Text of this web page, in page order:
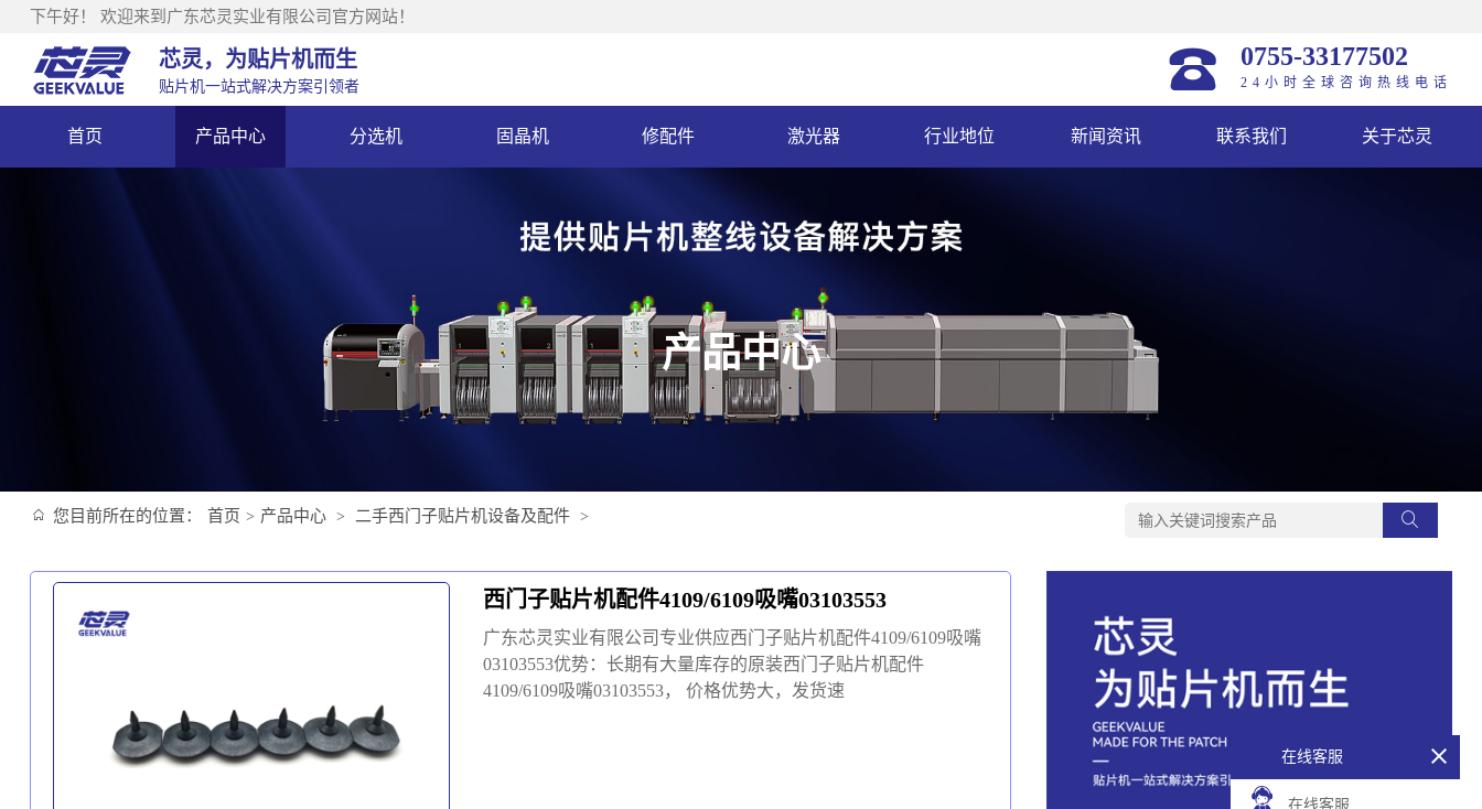
下午好！ 欢迎来到广东芯灵实业有限公司官方网站！
芯灵，为贴片机而生
贴片机一站式解决方案引领者
0755-33177502
24小时全球咨询热线电话
首页 产品中心 分选机 固晶机 修配件 激光器 行业地位 新闻资讯 联系我们 关于芯灵
产品中心
您目前所在的位置： 首页 > 产品中心 > 二手西门子贴片机设备及配件 >
西门子贴片机配件4109/6109吸嘴03103553
广东芯灵实业有限公司专业供应西门子贴片机配件4109/6109吸嘴
03103553优势：长期有大量库存的原装西门子贴片机配件
4109/6109吸嘴03103553， 价格优势大，发货速
在线客服
在线客服